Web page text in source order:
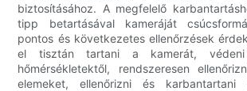
biztosításához. A megfelelő
tipp betartásával kameráját
pontos és következetes ellenőrzések
el tisztán tartani a kamerát, védeni
hőmérsékletektől, rendszeresen
elemeket, ellenőrizni és karbantartani